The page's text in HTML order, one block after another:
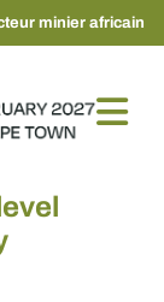
minier africain